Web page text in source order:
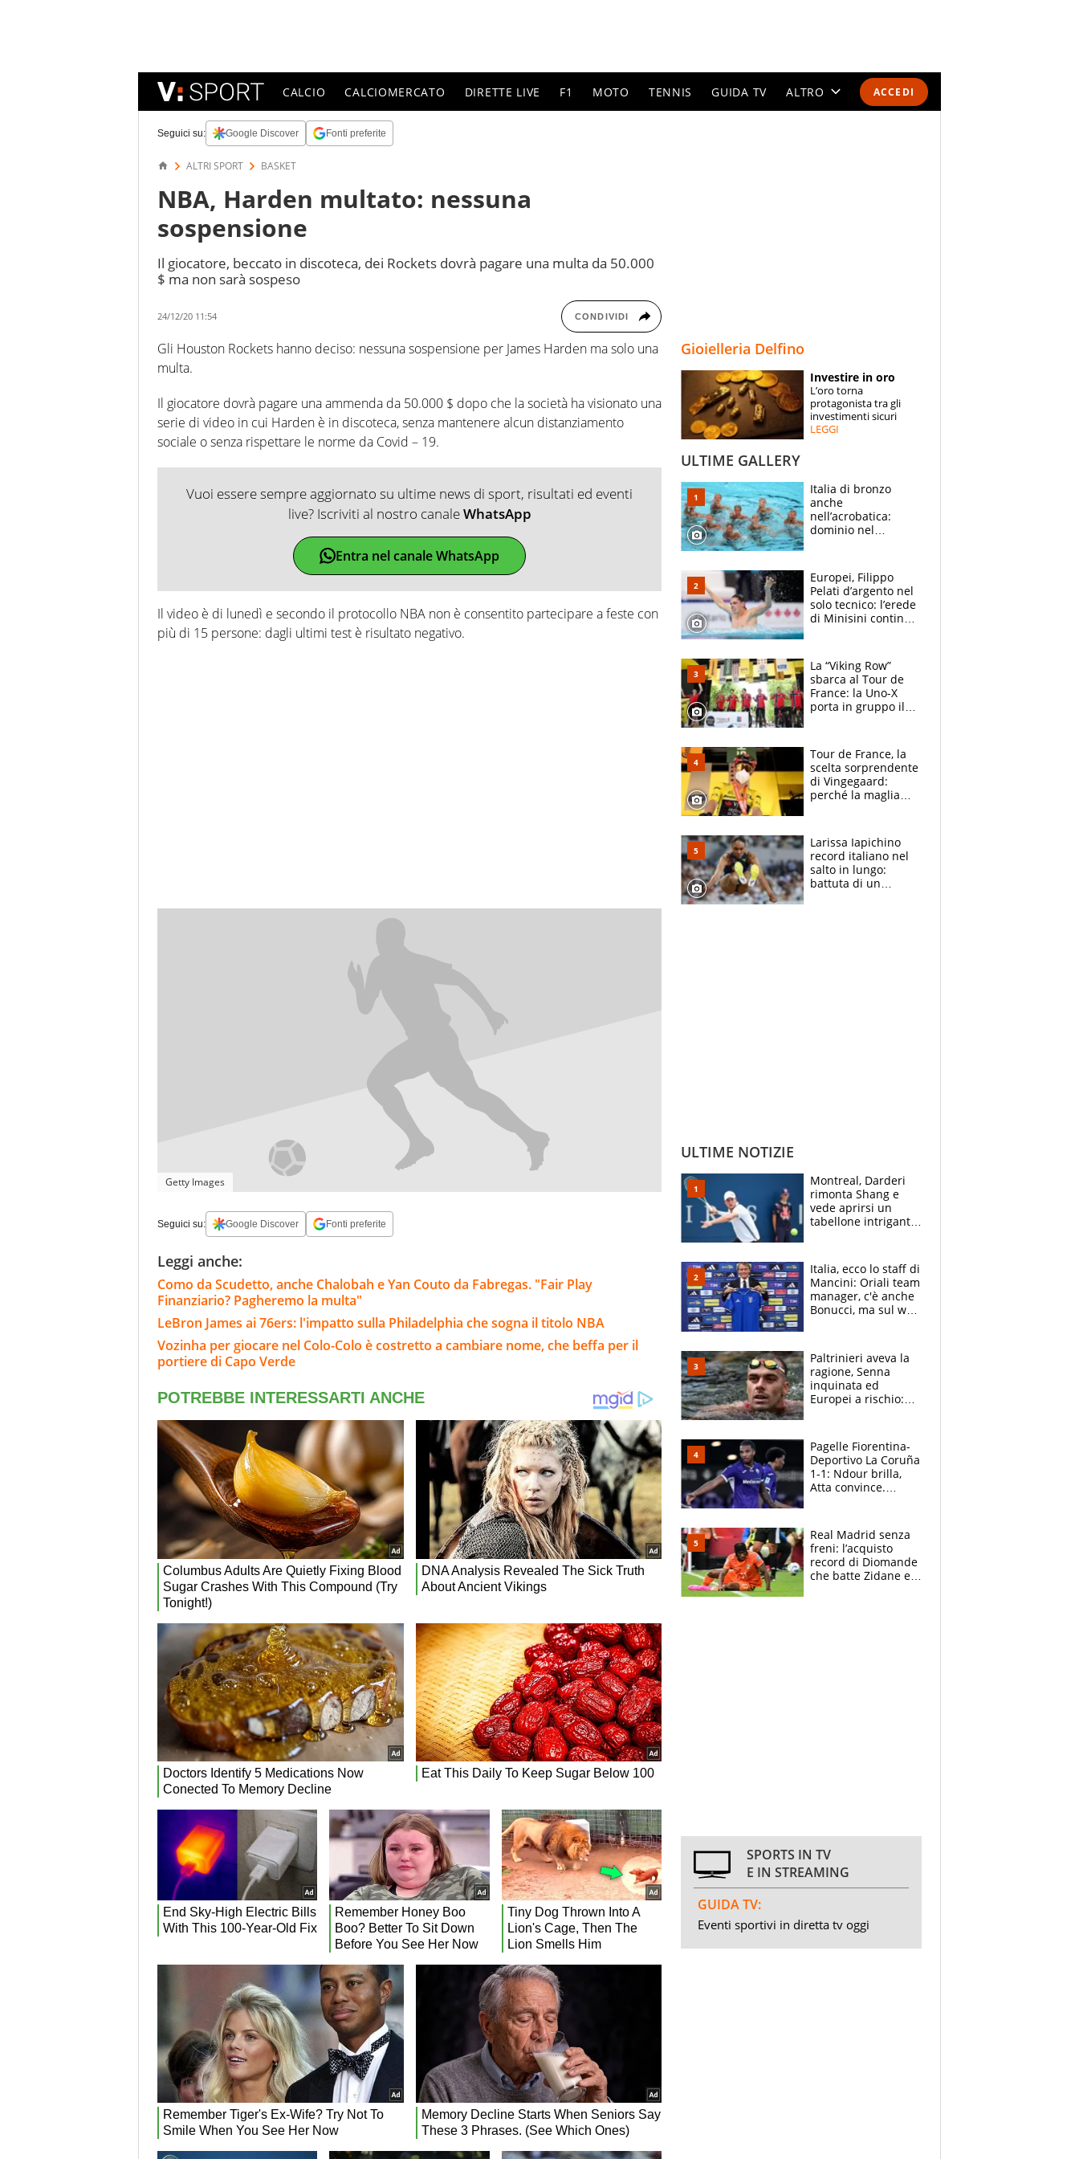
ACCEDI
CALCIO CALCIOMERCATO DIRETTE LIVE F1 MOTO TENNIS GUIDA TV ALTRO
SPECIALI
ESPERTI
Seguici su: Google Discover Fonti preferite
ALTRI SPORT BASKET
NBA, Harden multato: nessuna
sospensione
Il giocatore, beccato in discoteca, dei Rockets dovrà pagare una multa da 50.000
$ ma non sarà sospeso
24/12/20 11:54 CONDIVIDI
Gli Houston Rockets hanno deciso: nessuna sospensione per James Harden ma solo una
multa.
Il giocatore dovrà pagare una ammenda da 50.000 $ dopo che la società ha visionato una
serie di video in cui Harden è in discoteca, senza mantenere alcun distanziamento
sociale o senza rispettare le norme da Covid – 19.
Vuoi essere sempre aggiornato su ultime news di sport, risultati ed eventi
live? Iscriviti al nostro canaleWhatsApp
Entra nel canale WhatsApp
Il video è di lunedì e secondo il protocollo NBA non è consentito partecipare a feste con
più di 15 persone: dagli ultimi test è risultato negativo.
Getty Images
Seguici su: Google Discover Fonti preferite
Leggi anche:
Como da Scudetto, anche Chalobah e Yan Couto da Fabregas. "Fair Play
Finanziario? Pagheremo la multa"
LeBron James ai 76ers: l'impatto sulla Philadelphia che sogna il titolo NBA
Vozinha per giocare nel Colo-Colo è costretto a cambiare nome, che beffa per il
portiere di Capo Verde
Gioielleria Delfino
Investire in oro
L’oro torna
protagonista tra gli
investimenti sicuri
LEGGI
ULTIME GALLERY
Italia di bronzo
anche
nell’acrobatica:
dominio nel
e compagni
continuare
Europei, Filippo
Pelati d’argento nel
solo tecnico: l’erede
di Minisini continua
mirino
La “Viking Row”
sbarca al Tour de
France: la Uno-X
porta in gruppo il
compagni
Tour de France, la
scelta sorprendente
di Vingegaard:
perché la maglia
rischio da evitare
Larissa Iapichino
record italiano nel
salto in lungo:
battuta di un
ULTIME NOTIZIE
Montreal, Darderi
rimonta Shang e
vede aprirsi un
tabellone intrigante:
felice del mio livello"
Italia, ecco lo staff di
Mancini: Oriali team
manager, c'è anche
Bonucci, ma sul web
Paltrinieri aveva la
ragione, Senna
inquinata ed
Europei a rischio:
adesso
Pagelle Fiorentina-
Deportivo La Coruña
1-1: Ndour brilla,
Atta convince.
Real Madrid senza
freni: l’acquisto
record di Diomande
che batte Zidane e
SPORTS IN TV
E IN STREAMING
GUIDA TV:
Eventi sportivi in diretta tv oggi